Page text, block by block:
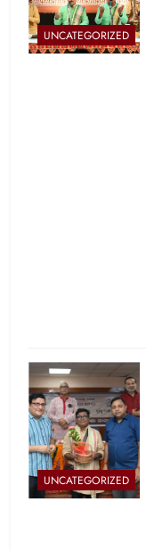
UNCATEGORIZED
UNCATEGORIZED